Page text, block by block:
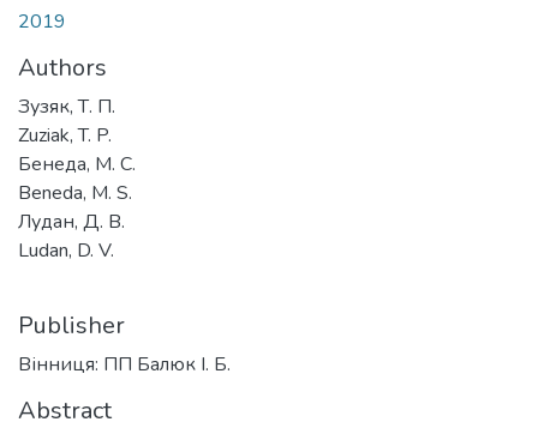
2019
Authors
Зузяк, Т. П.
Zuziak, T. P.
Бенеда, М. С.
Beneda, M. S.
Лудан, Д. В.
Ludan, D. V.
Publisher
Вінниця: ПП Балюк І. Б.
Abstract